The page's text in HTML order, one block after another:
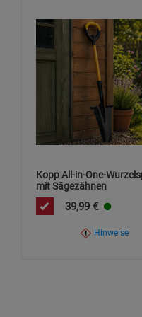
Auf sicheren Stand
Kopp All-in-One-
mit Sägezähnen
39,99 €
Hinweise